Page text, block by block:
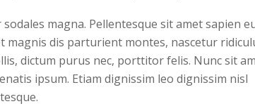
magna. Pellentesque sit amet sapien
dis parturient montes, nascetur
dictum purus nec, porttitor felis. Nunc sit
ipsum. Etiam dignissim leo dignissim nisl